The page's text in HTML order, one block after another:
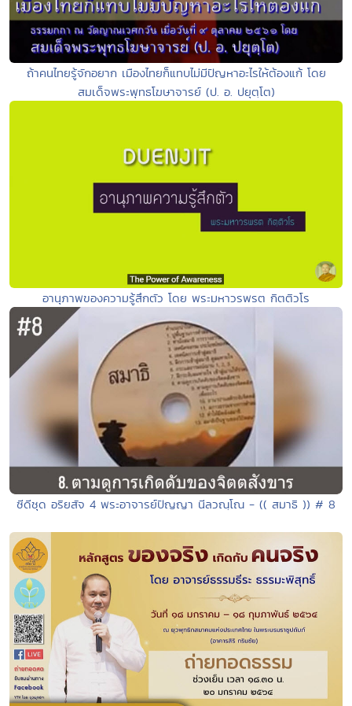
ถ้าคนไทยรู้จักอยาก เมืองไทยก็แทบไม่มีปัญหาอะไรให้ต้องแก้ โดย
สมเด็จพระพุทธโฆษาจารย์ (ป. อ. ปยุตฺโต)
อานุภาพของความรู้สึกตัว โดย พระมหาวรพรต กิตติวโร
ซีดีชุด อริยสัจ 4 พระอาจารย์ปัญญา นีลวณฺโณ - (( สมาธิ )) # 8